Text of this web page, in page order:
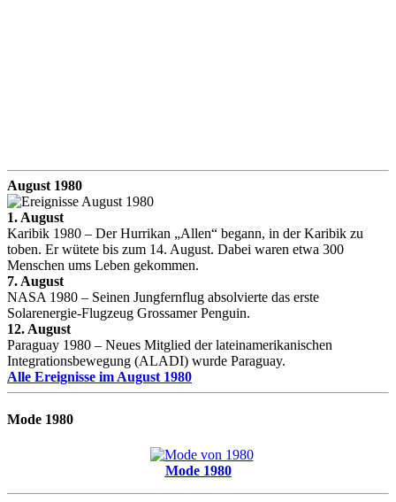
August 1980
1. August
Karibik 1980 – Der Hurrikan „Allen“ begann, in der Karibik zu
toben. Er wütete bis zum 14. August. Dabei waren etwa 300
Menschen ums Leben gekommen.
7. August
NASA 1980 – Seinen Jungfernflug absolvierte das erste
Solarenergie-Flugzeug Grossamer Penguin.
12. August
Paraguay 1980 – Neues Mitglied der lateinamerikanischen
Integrationsbewegung (ALADI) wurde Paraguay.
Alle Ereignisse im August 1980
Mode 1980
Mode 1980